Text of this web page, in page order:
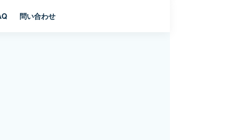
問い合わせ